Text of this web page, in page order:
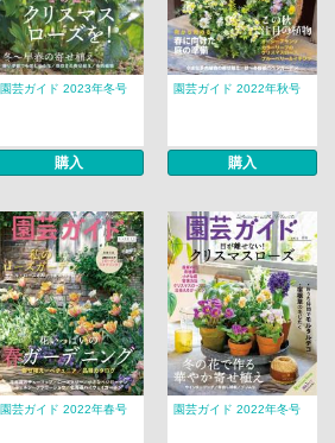
園芸ガイド 2023年冬号
購入
園芸ガイド 2022年秋号
購入
園芸ガイド 2022年春号 園芸ガイド 2022年冬号